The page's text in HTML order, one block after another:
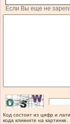
Если Вы еще не
Код состоит из цифр и
кода кликните на картинке.